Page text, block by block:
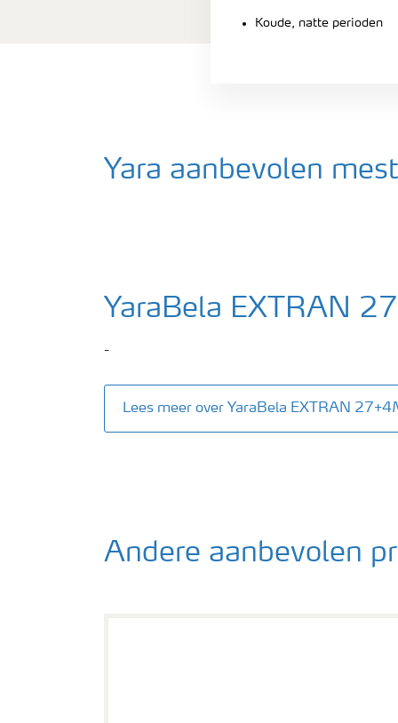
Koude, natte perioden
Yara aanbevolen
YaraBela EXTRAN
-
Lees meer over YaraBela EXTRAN
Andere aanbevolen